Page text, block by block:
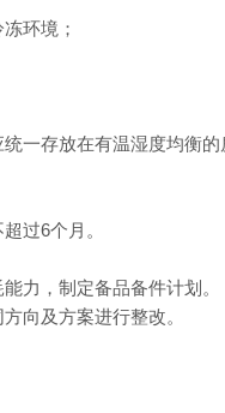
环境；
一存放在有温湿度均衡
超过6个月。
力，制定备品备件计划。
向及方案进行整改。